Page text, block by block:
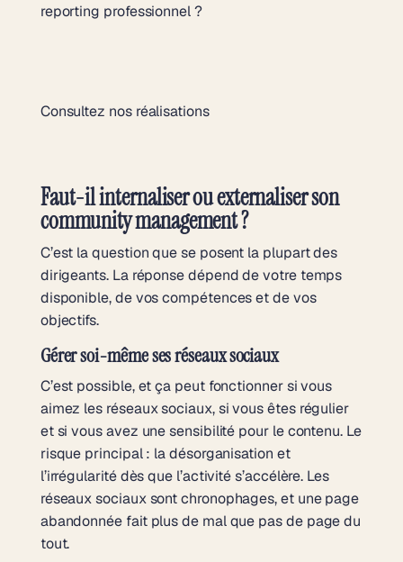
reporting professionnel ?
Consultez nos réalisations
Faut-il internaliser ou externaliser son
community management ?
C’est la question que se posent la plupart des
dirigeants. La réponse dépend de votre temps
disponible, de vos compétences et de vos
objectifs.
Gérer soi-même ses réseaux sociaux
C’est possible, et ça peut fonctionner si vous
aimez les réseaux sociaux, si vous êtes régulier
et si vous avez une sensibilité pour le contenu. Le
risque principal : la désorganisation et
l’irrégularité dès que l’activité s’accélère. Les
réseaux sociaux sont chronophages, et une page
abandonnée fait plus de mal que pas de page du
tout.